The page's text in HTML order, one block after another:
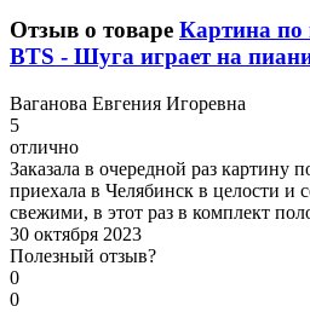
Отзыв о товаре Картина по
BTS - Шуга играет на
Ваганова Евгения Игоревна
5
отлично
Заказала в очередной раз картину
приехала в Челябинск в целости и
свежими, в этот раз в комплект
30 октября 2023
Полезный отзыв?
0
0